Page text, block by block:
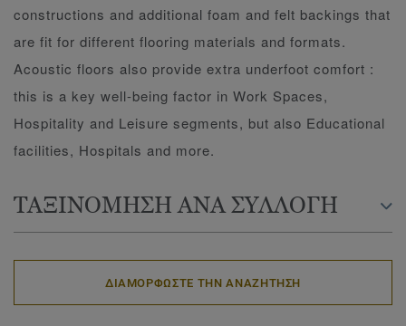
constructions and additional foam and felt backings that
are fit for different flooring materials and formats.
Acoustic floors also provide extra underfoot comfort :
this is a key well-being factor in Work Spaces,
Hospitality and Leisure segments, but also Educational
facilities, Hospitals and more.
ΤΑΞΙΝΟΜΗΣΗ ΑΝΑ ΣΥΛΛΟΓΗ
ΔΙΑΜΟΡΦΩΣΤΕ ΤΗΝ ΑΝΑΖΗΤΗΣΗ